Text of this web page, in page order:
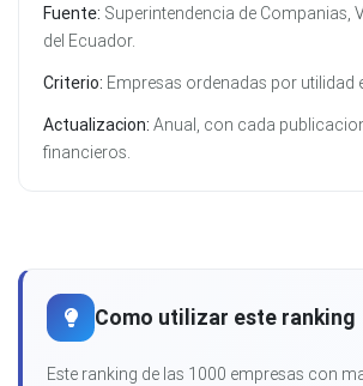
Fuente: Superintendencia de Companias,
del Ecuador.
Criterio: Empresas ordenadas por utilidad
Actualizacion: Anual, con cada
financieros.
Como utilizar este ranking
Este ranking de las 1000 empresas con